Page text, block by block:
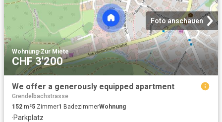
Foto anschauen
Wohnung·Zur Miete
CHF 3'200
We offer a generously equipped apartment
Grendelbachstrasse
152 m²5 Zimmer1 BadezimmerWohnung
·Parkplatz